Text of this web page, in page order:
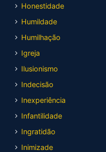
Honestidade
Humildade
Humilhação
Igreja
Ilusionismo
Indecisão
Inexperiência
Infantilidade
Ingratidão
Inimizade